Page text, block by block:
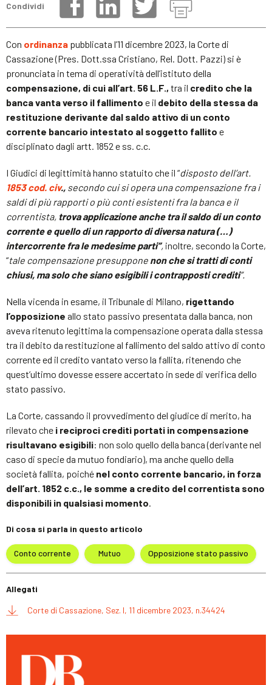
Condividi
Con ordinanza pubblicata l’11 dicembre 2023, la Corte di
Cassazione (Pres. Dott.ssa Cristiano, Rel. Dott. Pazzi) si è
pronunciata in tema di operatività dell’istituto della
compensazione, di cui all’art. 56 L.F., tra il credito che la
banca vanta verso il fallimento e il debito della stessa da
restituzione derivante dal saldo attivo di un conto
corrente bancario intestato al soggetto fallito e
disciplinato dagli artt. 1852 e ss. c.c.
I Giudici di legittimità hanno statuito che il “disposto dell’art.
1853 cod. civ., secondo cui si opera una compensazione fra i
saldi di più rapporti o più conti esistenti fra la banca e il
correntista, trova applicazione anche tra il saldo di un conto
corrente e quello di un rapporto di diversa natura (…)
intercorrente fra le medesime parti”, inoltre, secondo la Corte,
“tale compensazione presuppone non che si tratti di conti
chiusi, ma solo che siano esigibili i contrapposti crediti”.
Nella vicenda in esame, il Tribunale di Milano, rigettando
l’opposizione allo stato passivo presentata dalla banca, non
aveva ritenuto legittima la compensazione operata dalla stessa
tra il debito da restituzione al fallimento del saldo attivo di conto
corrente ed il credito vantato verso la fallita, ritenendo che
quest’ultimo dovesse essere accertato in sede di verifica dello
stato passivo.
La Corte, cassando il provvedimento del giudice di merito, ha
rilevato che i reciproci crediti portati in compensazione
risultavano esigibili: non solo quello della banca (derivante nel
caso di specie da mutuo fondiario), ma anche quello della
società fallita, poiché nel conto corrente bancario, in forza
dell’art. 1852 c.c., le somme a credito del correntista sono
disponibili in qualsiasi momento.
Di cosa si parla in questo articolo
Conto corrente Mutuo Opposizione stato passivo
Allegati
Corte di Cassazione, Sez. I, 11 dicembre 2023, n.34424